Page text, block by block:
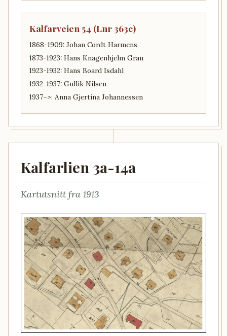
Kalfarveien 54 (Lnr 363c)
1868-1909: Johan Cordt Harmens
1873-1923: Hans Knagenhjelm Gran
1923-1932: Hans Board Isdahl
1932-1937: Gullik Nilsen
1937–>: Anna Gjertina Johannessen
Kalfarlien 3a-14a
Kartutsnitt fra 1913